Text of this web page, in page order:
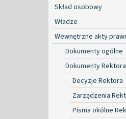
Skład osobowy
Władze
Wewnętrzne akty
Dokumenty ogólne
Dokumenty
Decyzje Rektora
Zarządzenia
Pisma okólne